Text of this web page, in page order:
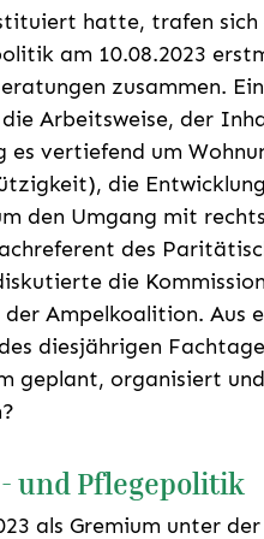
hatte, trafen
am 10.08.2023
zusammen.
Arbeitsweise, der
vertiefend um
die
den Umgang mit
des
die
Ampelkoalition. Aus
diesjährigen
geplant, organisiert
und Pflegepolitik
als Gremium unter